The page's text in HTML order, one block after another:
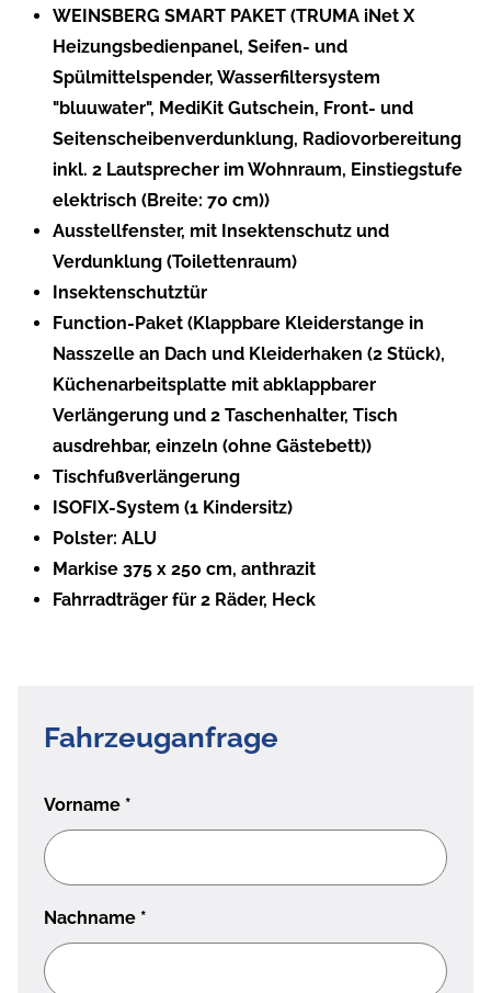
WEINSBERG SMART PAKET (TRUMA iNet X
Heizungsbedienpanel, Seifen- und
Spülmittelspender, Wasserfiltersystem
"bluuwater", MediKit Gutschein, Front- und
Seitenscheibenverdunklung, Radiovorbereitung
inkl. 2 Lautsprecher im Wohnraum, Einstiegstufe
elektrisch (Breite: 70 cm))
Ausstellfenster, mit Insektenschutz und
Verdunklung (Toilettenraum)
Insektenschutztür
Function-Paket (Klappbare Kleiderstange in
Nasszelle an Dach und Kleiderhaken (2 Stück),
Küchenarbeitsplatte mit abklappbarer
Verlängerung und 2 Taschenhalter, Tisch
ausdrehbar, einzeln (ohne Gästebett))
Tischfußverlängerung
ISOFIX-System (1 Kindersitz)
Polster: ALU
Markise 375 x 250 cm, anthrazit
Fahrradträger für 2 Räder, Heck
Fahrzeuganfrage
Vorname *
Nachname *